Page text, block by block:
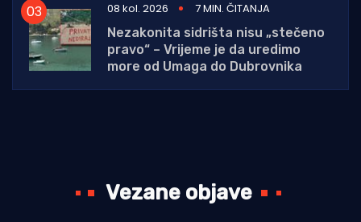
08 kol. 2026
7 MIN. ČITANJA
Nezakonita sidrišta nisu „stečeno
pravo“ – Vrijeme je da uredimo
more od Umaga do Dubrovnika
Vezane objave